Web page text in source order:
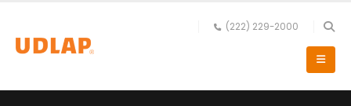
(222) 229-2000